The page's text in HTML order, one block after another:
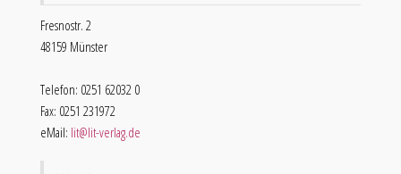
Fresnostr. 2
48159 Münster
Telefon: 0251 62032 0
Fax: 0251 231972
eMail: lit@lit-verlag.de